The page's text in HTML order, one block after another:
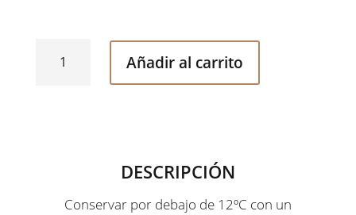
Añadir al carrito
DESCRIPCIÓN
Conservar por debajo de 12ºC con un